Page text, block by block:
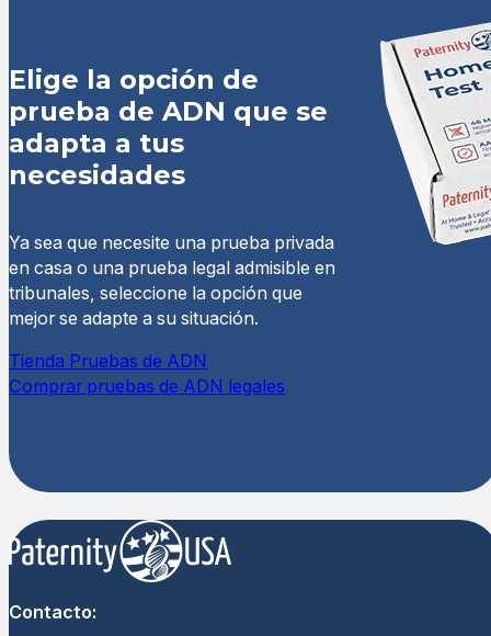
Elige la opción de
prueba de ADN que se
adapta a tus
necesidades
Ya sea que necesite una prueba privada
en casa o una prueba legal admisible en
tribunales, seleccione la opción que
mejor se adapte a su situación.
Tienda Pruebas de ADN
Comprar pruebas de ADN legales
Contacto: